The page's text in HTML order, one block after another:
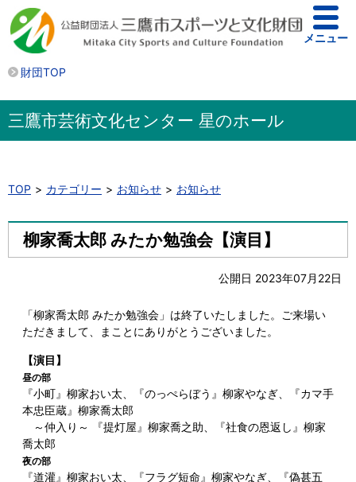
財団TOP
メニュー
三鷹市芸術文化センター 星のホール
TOP カテゴリー お知らせ お知らせ
柳家喬太郎 みたか勉強会【演目】
公開日 2023年07月22日
「柳家喬太郎 みたか勉強会」は終了いたしました。ご来場い
ただきまして、まことにありがとうございました。
【演目】
昼の部
『小町』柳家おい太、『のっぺらぼう』柳家やなぎ、『カマ手
本忠臣蔵』柳家喬太郎
～仲入り～ 『提灯屋』柳家喬之助、『社食の恩返し』柳家
喬太郎
夜の部
『道灌』柳家おい太、『フラグ短命』柳家やなぎ、『偽甚五